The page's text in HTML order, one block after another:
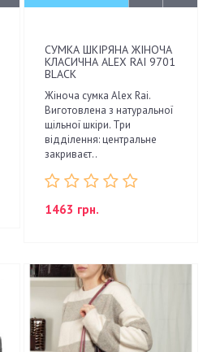
СУМКА ШКІРЯНА ЖІНОЧА
КЛАСИЧНА ALEX RAI 9701
BLACK
Жіноча сумка Alex Rai.
Виготовлена з натуральної
щільної шкіри. Три
відділення: центральне
закриваєт..
1463 грн.